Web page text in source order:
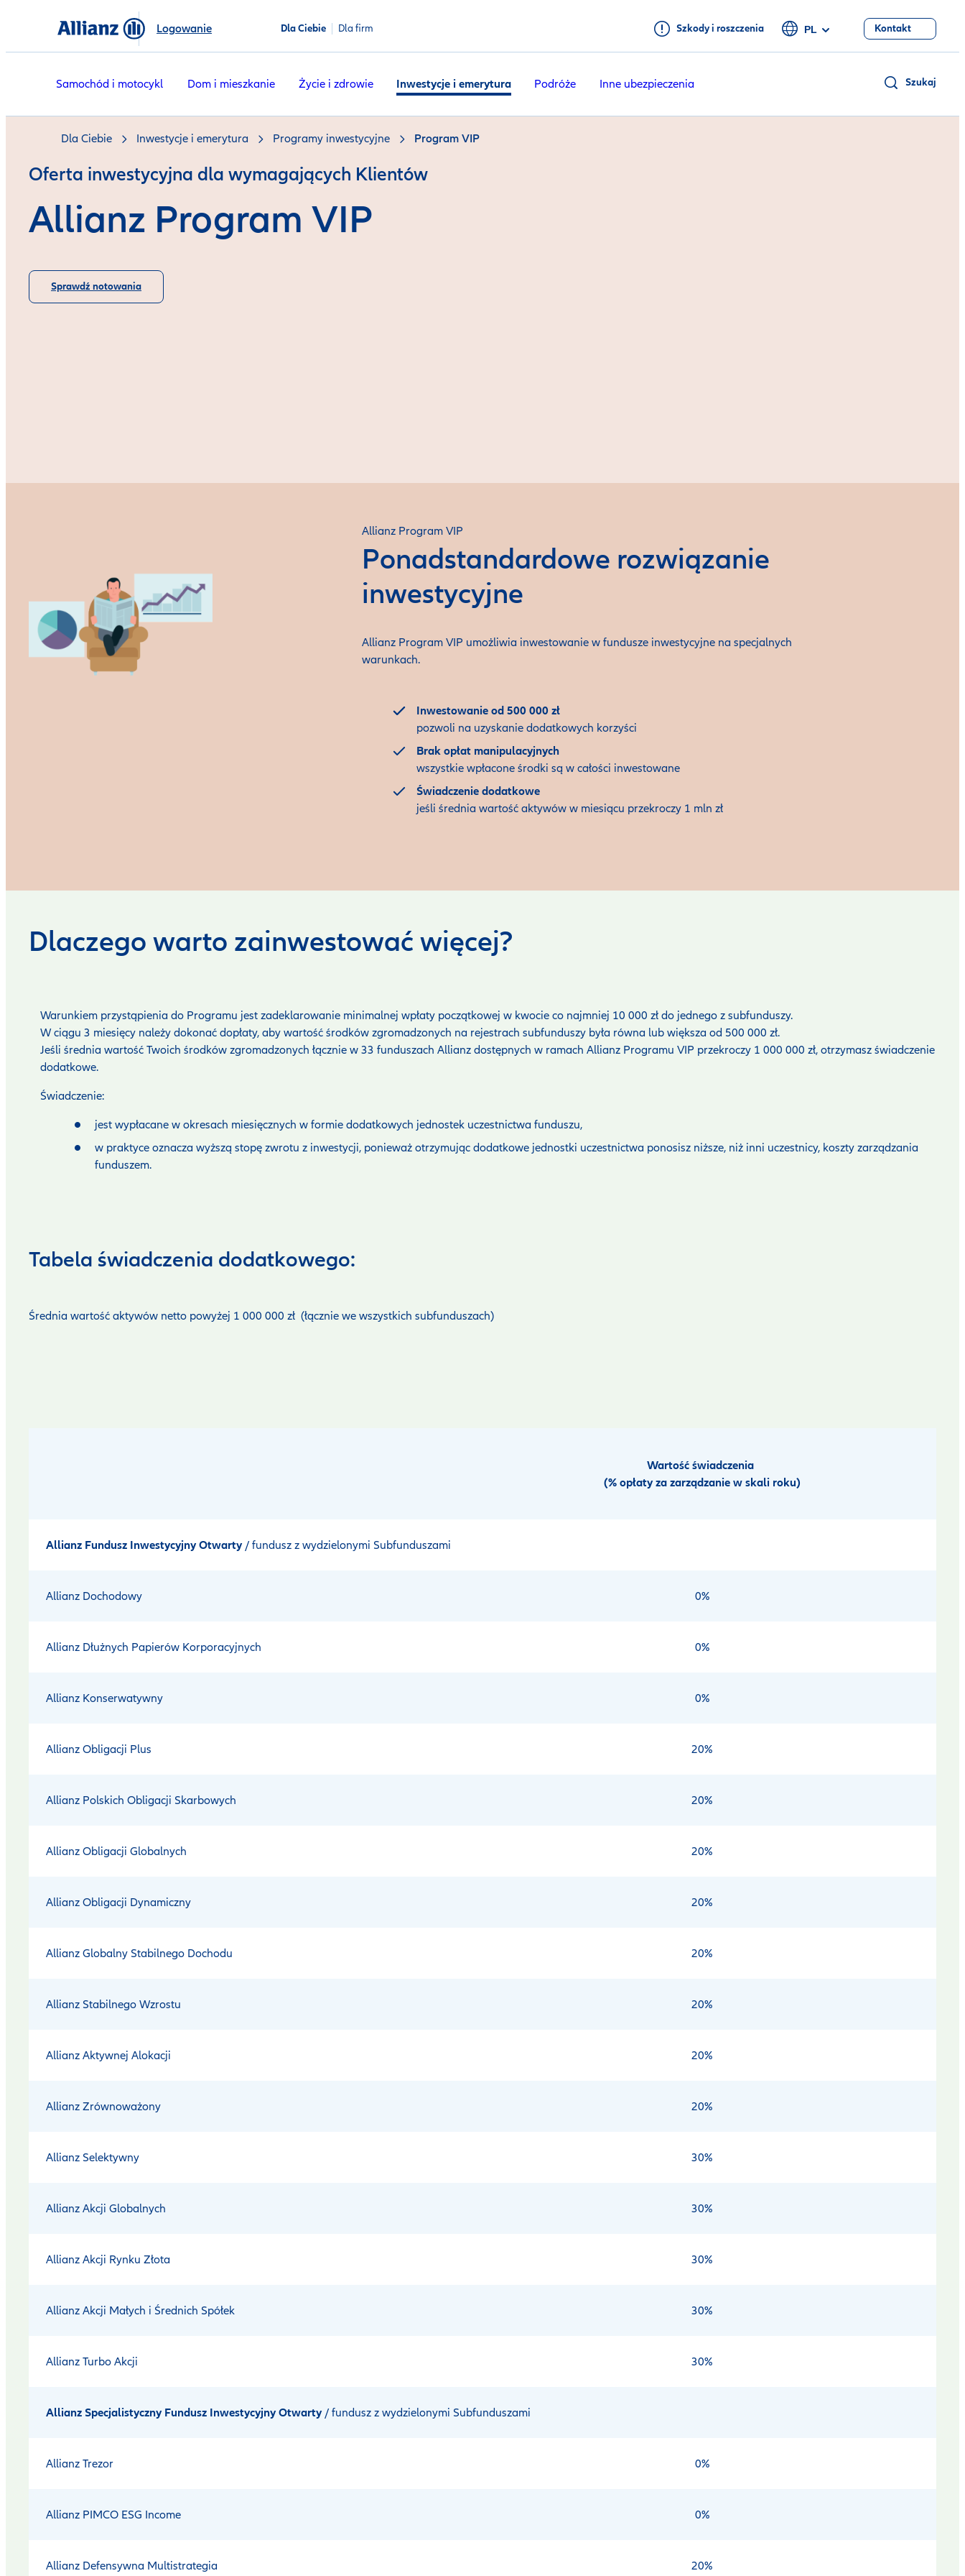
Logowanie Dla Ciebie Dla firm Szkody i roszczenia PL Kontakt
Samochód i motocykl Dom i mieszkanie Życie i zdrowie Inwestycje i emerytura Podróże Inne ubezpieczenia Szukaj
Dla Ciebie Inwestycje i emerytura Programy inwestycyjne Program VIP
Oferta inwestycyjna dla wymagających Klientów
Allianz Program VIP
Sprawdź notowania
Allianz Program VIP
Ponadstandardowe rozwiązanie
inwestycyjne
Allianz Program VIP umożliwia inwestowanie w fundusze inwestycyjne na specjalnych
warunkach.
Inwestowanie od 500 000 zł
pozwoli na uzyskanie dodatkowych korzyści
Brak opłat manipulacyjnych
wszystkie wpłacone środki są w całości inwestowane
Świadczenie dodatkowe
jeśli średnia wartość aktywów w miesiącu przekroczy 1 mln zł
Dlaczego warto zainwestować więcej?
Warunkiem przystąpienia do Programu jest zadeklarowanie minimalnej wpłaty początkowej w kwocie co najmniej 10 000 zł do jednego z subfunduszy.
W ciągu 3 miesięcy należy dokonać dopłaty, aby wartość środków zgromadzonych na rejestrach subfunduszy była równa lub większa od 500 000 zł.
Jeśli średnia wartość Twoich środków zgromadzonych łącznie w 33 funduszach Allianz dostępnych w ramach Allianz Programu VIP przekroczy 1 000 000 zł, otrzymasz świadczenie
dodatkowe.
Świadczenie:
jest wypłacane w okresach miesięcznych w formie dodatkowych jednostek uczestnictwa funduszu,
w praktyce oznacza wyższą stopę zwrotu z inwestycji, ponieważ otrzymując dodatkowe jednostki uczestnictwa ponosisz niższe, niż inni uczestnicy, koszty zarządzania
funduszem.
Tabela świadczenia dodatkowego:
Średnia wartość aktywów netto powyżej 1 000 000 zł (łącznie we wszystkich subfunduszach)
Wartość świadczenia
(% opłaty za zarządzanie w skali roku)
Allianz Fundusz Inwestycyjny Otwarty/ fundusz z wydzielonymi Subfunduszami
Allianz Dochodowy 0%
Allianz Dłużnych Papierów Korporacyjnych 0%
Allianz Konserwatywny 0%
Allianz Obligacji Plus 20%
Allianz Polskich Obligacji Skarbowych 20%
Allianz Obligacji Globalnych 20%
Allianz Obligacji Dynamiczny 20%
Allianz Globalny Stabilnego Dochodu 20%
Allianz Stabilnego Wzrostu 20%
Allianz Aktywnej Alokacji 20%
Allianz Zrównoważony 20%
Allianz Selektywny 30%
Allianz Akcji Globalnych 30%
Allianz Akcji Rynku Złota 30%
Allianz Akcji Małych i Średnich Spółek 30%
Allianz Turbo Akcji 30%
Allianz Specjalistyczny Fundusz Inwestycyjny Otwarty/ fundusz z wydzielonymi Subfunduszami
Allianz Trezor 0%
Allianz PIMCO ESG Income 0%
Allianz Defensywna Multistrategia 20%